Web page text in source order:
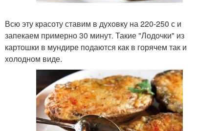
Всю эту красоту ставим в духовку на 220-250 с и
запекаем примерно 30 минут. Такие "Лодочки" из
картошки в мундире подаются как в горячем так и
холодном виде.